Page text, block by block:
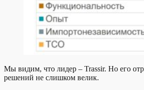
Мы видим, что лидер – Trassir. Но его
решений не слишком велик.